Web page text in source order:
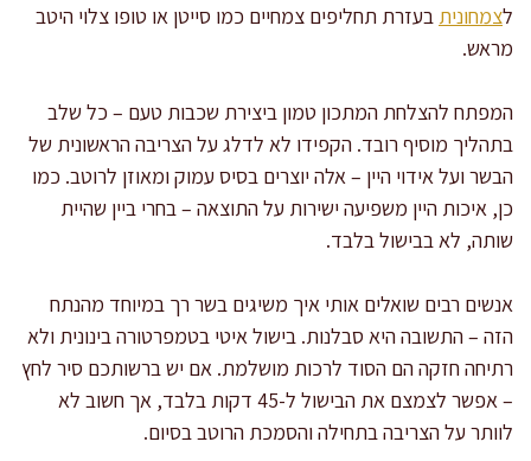
לצמחונית בעזרת תחליפים צמחיים כמו סייטן או טופו צלוי היטב
מראש.
המפתח להצלחת המתכון טמון ביצירת שכבות טעם – כל שלב
בתהליך מוסיף רובד. הקפידו לא לדלג על הצריבה הראשונית של
הבשר ועל אידוי היין – אלה יוצרים בסיס עמוק ומאוזן לרוטב. כמו
כן, איכות היין משפיעה ישירות על התוצאה – בחרי ביין שהיית
שותה, לא בבישול בלבד.
אנשים רבים שואלים אותי איך משיגים בשר רך במיוחד מהנתח
הזה – התשובה היא סבלנות. בישול איטי בטמפרטורה בינונית ולא
רתיחה חזקה הם הסוד לרכות מושלמת. אם יש ברשותכם סיר לחץ
– אפשר לצמצם את הבישול ל-45 דקות בלבד, אך חשוב לא
לוותר על הצריבה בתחילה והסמכת הרוטב בסיום.